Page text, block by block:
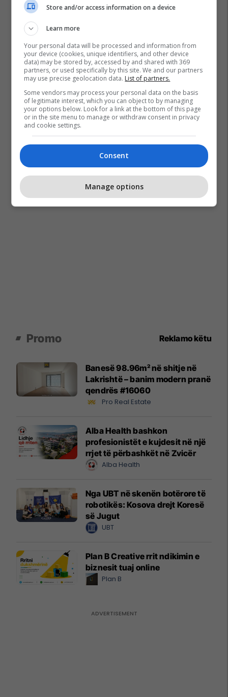
Promo Reklamo këtu
Banesë 98.96m² në shitje në
Lakrishtë – banim modern pranë
qendrës #16060
Pro Real Estate
Alba Health bashkon
profesionistët e kujdesit në një
rrjet të përbashkët në Zvicër
Alba Health
Nga UBT në skenën botërore të
robotikës: Kosova drejt Koresë
së Jugut
UBT
Plan B Creative rrit ndikimin e
biznesit tuaj online
Plan B
Store and/or access information on a device
Learn more
Your personal data will be processed and information from
your device (cookies, unique identifiers, and other device
data) may be stored by, accessed by and shared with 369
partners, or used specifically by this site. We and our partners
may use precise geolocation data. List of partners.
Some vendors may process your personal data on the basis
of legitimate interest, which you can object to by managing
your options below. Look for a link at the bottom of this page
or in the site menu to manage or withdraw consent in privacy
and cookie settings.
Consent
Manage options